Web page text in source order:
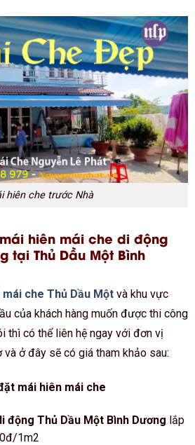
hiên che trước Nhà
hiên mái che di động
tại Thủ Dầu Một Bình
che Thủ Dầu Một và khu vực
của khách hàng muốn được thi công
thì có thể liên hệ ngay với đơn vị
ở đây sẽ có giá tham khảo sau:
mái hiên mái che
động Thủ Dầu Một Bình Dương lắp
1m2